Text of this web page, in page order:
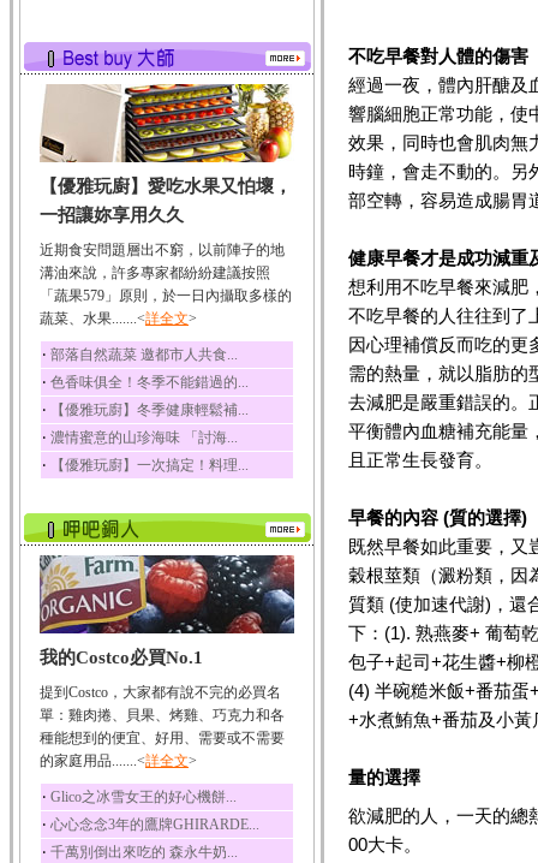
有蛋白質、脂肪、磷...
鮪魚
鮪魚肚肉中的不飽和脂
肪酸內富含EPA和DH...
韭菜
韭菜所含的膳食纖維能
幫助消化與通便；揮...
冬瓜
冬瓜營養價值高，鈉含
量極低是水腫病人的...
豆豉
豆豉裡頭含有營養的蛋
白質、脂肪、鈣、磷...
榛果
榛果裡所含的營養素有
蛋白質、脂肪、醣類...
迷迭香
酸、迷迭香酸、植物...
咖啡
咖啡中的咖啡因會刺激
中樞神經系統，特別...
椰子
椰子含有糖類、脂肪、
荔枝
荔枝性質溫和所含的營
養素有醣類、檸檬酸...
五味子
五味子性質溫熱所含營
養成分有揮發油、檸...
【優雅玩廚】愛吃水果又怕壞，
一招讓妳享用久久
近期食安問題層出不窮，以前陣子的地
溝油來說，許多專家都紛紛建議按照
「蔬果579」原則，於一日內攝取多樣的
蔬菜、水果.......<詳全文>
‧ 部落自然蔬菜 邀都市人共食...
‧ 色香味俱全！冬季不能錯過的...
‧ 【優雅玩廚】冬季健康輕鬆補...
‧ 濃情蜜意的山珍海味 「討海...
‧ 【優雅玩廚】一次搞定！料理...
我的Costco必買No.1
提到Costco，大家都有說不完的必買名
單：雞肉捲、貝果、烤雞、巧克力和各
種能想到的便宜、好用、需要或不需要
的家庭用品.......<詳全文>
‧ Glico之冰雪女王的好心機餅...
‧ 心心念念3年的鷹牌GHIRARDE...
‧ 千萬別倒出來吃的 森永牛奶...
不吃早餐對人體的傷害
經過一夜，體內肝醣及
響腦細胞正常功能，使
效果，同時也會肌肉無
時鐘，會走不動的。另
部空轉，容易造成腸胃
健康早餐才是成功減重
想利用不吃早餐來減肥
不吃早餐的人往往到了
因心理補償反而吃的更
需的熱量，就以脂肪的
去減肥是嚴重錯誤的。
平衡體內血糖補充能量
且正常生長發育。
早餐的內容 (質的選擇)
既然早餐如此重要，又
穀根莖類（澱粉類，因
質類 (使加速代謝)，還
下：(1). 熟燕麥+ 葡萄
包子+起司+花生醬+柳
(4) 半碗糙米飯+番茄
+水煮鮪魚+番茄及小
量的選擇
欲減肥的人，一天的總
00大卡。